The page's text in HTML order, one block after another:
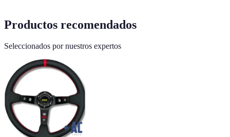
Productos recomendados
Seleccionados por nuestros expertos